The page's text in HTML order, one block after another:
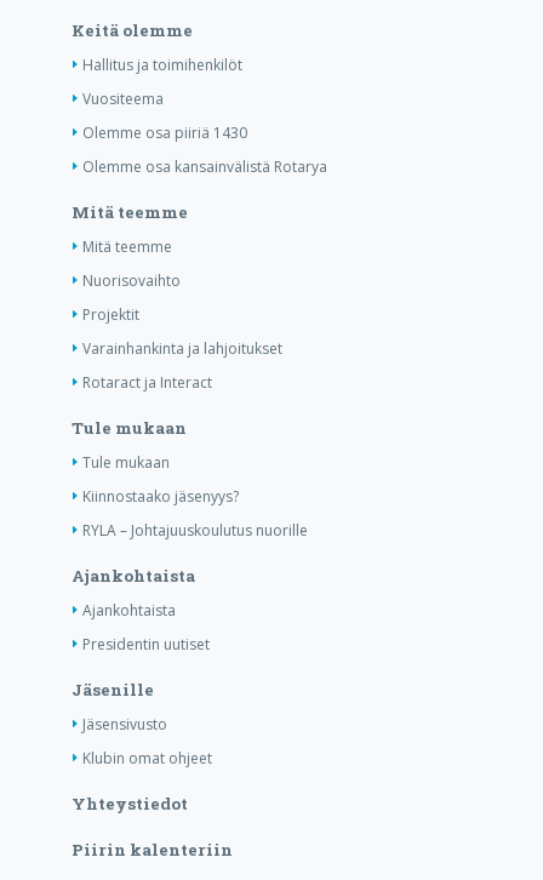
Keitä olemme
Hallitus ja toimihenkilöt
Vuositeema
Olemme osa piiriä 1430
Olemme osa kansainvälistä Rotarya
Mitä teemme
Mitä teemme
Nuorisovaihto
Projektit
Varainhankinta ja lahjoitukset
Rotaract ja Interact
Tule mukaan
Tule mukaan
Kiinnostaako jäsenyys?
RYLA – Johtajuuskoulutus nuorille
Ajankohtaista
Ajankohtaista
Presidentin uutiset
Jäsenille
Jäsensivusto
Klubin omat ohjeet
Yhteystiedot
Piirin kalenteriin